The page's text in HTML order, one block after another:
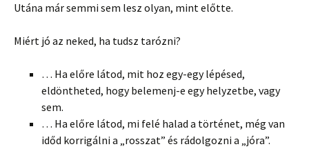
Utána már semmi sem lesz olyan, mint előtte.
Miért jó az neked, ha tudsz tarózni?
… Ha előre látod, mit hoz egy-egy lépésed,
eldöntheted, hogy belemenj-e egy helyzetbe, vagy
sem.
… Ha előre látod, mi felé halad a történet, még van
időd korrigálni a „rosszat” és rádolgozni a „jóra”.